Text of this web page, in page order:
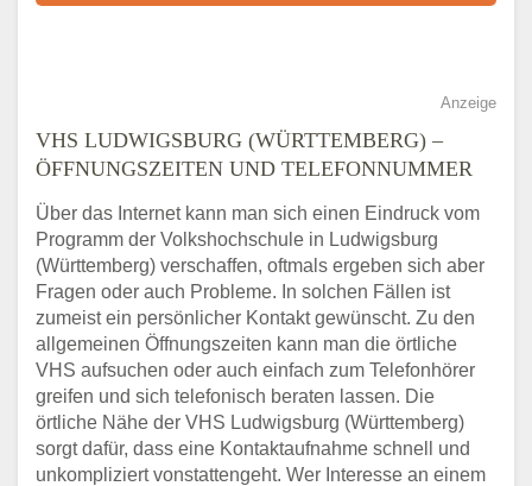
Anzeige
VHS LUDWIGSBURG (WÜRTTEMBERG) –
ÖFFNUNGSZEITEN UND TELEFONNUMMER
Über das Internet kann man sich einen Eindruck vom
Programm der Volkshochschule in Ludwigsburg
(Württemberg) verschaffen, oftmals ergeben sich aber
Fragen oder auch Probleme. In solchen Fällen ist
zumeist ein persönlicher Kontakt gewünscht. Zu den
allgemeinen Öffnungszeiten kann man die örtliche
VHS aufsuchen oder auch einfach zum Telefonhörer
greifen und sich telefonisch beraten lassen. Die
örtliche Nähe der VHS Ludwigsburg (Württemberg)
sorgt dafür, dass eine Kontaktaufnahme schnell und
unkompliziert vonstattengeht. Wer Interesse an einem